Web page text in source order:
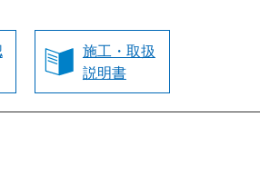
施工・取扱
説明書